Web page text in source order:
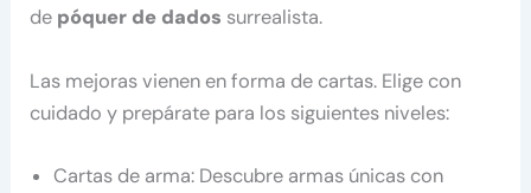
de póquer de dados surrealista.
Las mejoras vienen en forma de cartas. Elige con
cuidado y prepárate para los siguientes niveles:
Cartas de arma: Descubre armas únicas con